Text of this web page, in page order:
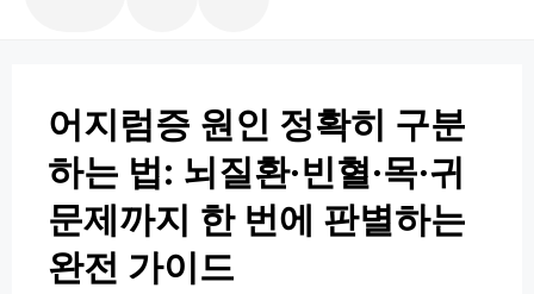
어지럼증 원인 정확히 구분
하는 법: 뇌질환·빈혈·목·귀
문제까지 한 번에 판별하는
완전 가이드